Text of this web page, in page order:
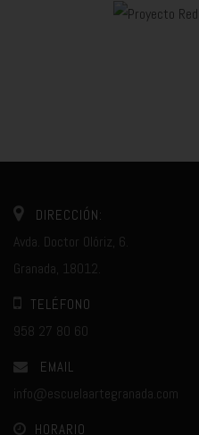
DIRECCIÓN:
Avda. Doctor Olóriz, 6.
Granada, 18012.
TELÉFONO
958 27 80 60
EMAIL
info@escuelaartegranada.com
HORARIO